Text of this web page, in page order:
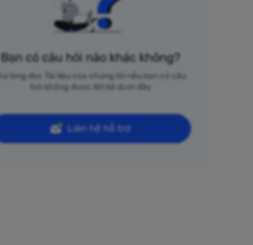
Bạn có câu hỏi nào khác không?
Vui lòng đọc Tài liệu của chúng tôi nếu bạn có câu
hỏi không được liệt kê dưới đây
Liên hệ hỗ trợ